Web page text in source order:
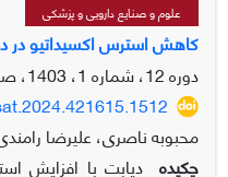
علوم و صنایع دارویی و پزشکی
کاهش استرس اکسیداتیو در
دوره 12، شماره 1، 1403، صفحه
محبوبه ناصری، علیرضا
چکیده دیابت با افزایش